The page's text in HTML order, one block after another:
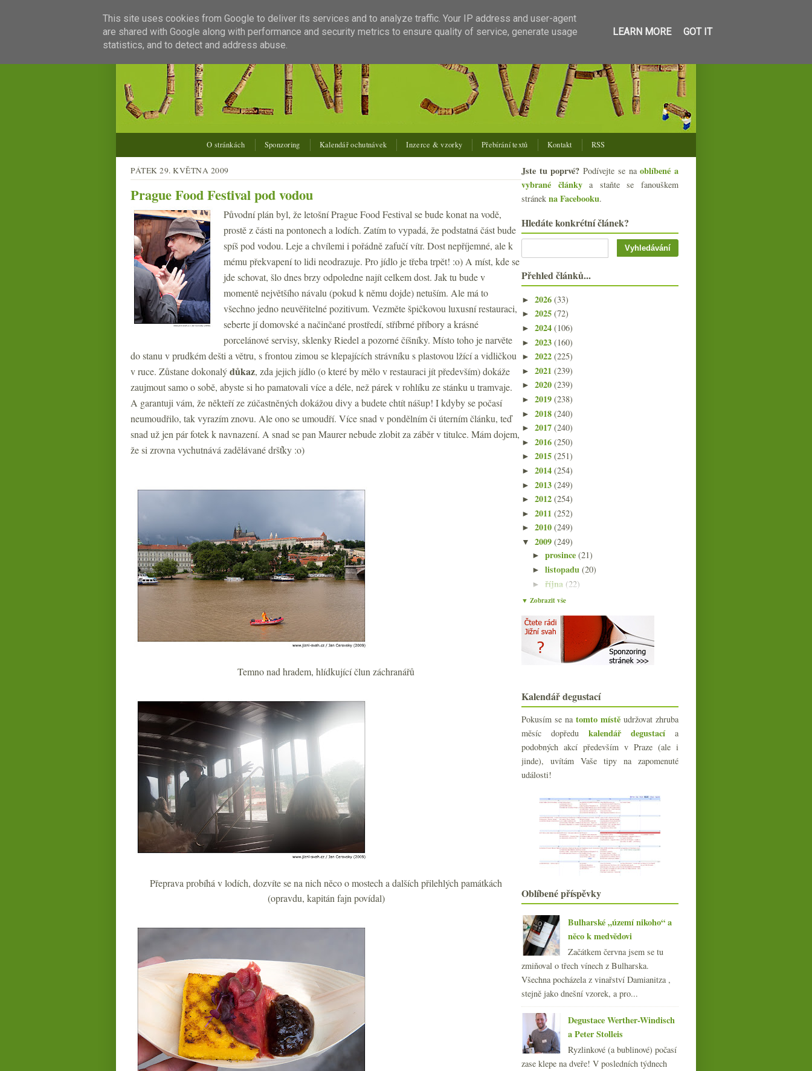
O stránkách Sponzoring Kalendář ochutnávek Inzerce & vzorky Přebírání textů Kontakt RSS
PÁTEK 29. KVĚTNA 2009
Prague Food Festival pod vodou
Původní plán byl, že letošní Prague Food Festival se bude konat na vodě,
prostě z části na pontonech a lodích. Zatím to vypadá, že podstatná část bude
spíš pod vodou. Leje a chvílemi i pořádně zafučí vítr. Dost nepříjemné, ale k
mému překvapení to lidi neodrazuje. Pro jídlo je třeba trpět! :o) A míst, kde se
jde schovat, šlo dnes brzy odpoledne najít celkem dost. Jak tu bude v
momentě největšího návalu (pokud k němu dojde) netuším. Ale má to
všechno jedno neuvěřitelné pozitivum. Vezměte špičkovou luxusní restauraci,
seberte jí domovské a načinčané prostředí, stříbrné příbory a krásné
porcelánové servisy, sklenky Riedel a pozorné číšníky. Místo toho je narvěte
do stanu v prudkém dešti a větru, s frontou zimou se klepajících strávníku s plastovou lžící a vidličkou
v ruce. Zůstane dokonalýdůkaz, zda jejich jídlo (o které by mělo v restauraci jít především) dokáže
zaujmout samo o sobě, abyste si ho pamatovali více a déle, než párek v rohlíku ze stánku u tramvaje.
A garantuji vám, že někteří ze zúčastněných dokážou divy a budete chtít nášup! I kdyby se počasí
neumoudřilo, tak vyrazím znovu. Ale ono se umoudří. Více snad v pondělním či úterním článku, teď
snad už jen pár fotek k navnazení. A snad se pan Maurer nebude zlobit za záběr v titulce. Mám dojem,
že si zrovna vychutnává zadělávané dršťky :o)
Temno nad hradem, hlídkující člun záchranářů
Přeprava probíhá v lodích, dozvíte se na nich něco o mostech a dalších přilehlých památkách
(opravdu, kapitán fajn povídal)
Jste tu poprvé? Podívejte se naoblíbené a
vybrané článkya staňte se fanouškem
stránek na Facebooku.
Hledáte konkrétní článek?
Přehled článků...
► 2026 (33)
► 2025 (72)
► 2024 (106)
► 2023 (160)
► 2022 (225)
► 2021 (239)
► 2020 (239)
► 2019 (238)
► 2018 (240)
► 2017 (240)
► 2016 (250)
► 2015 (251)
► 2014 (254)
► 2013 (249)
► 2012 (254)
► 2011 (252)
► 2010 (249)
▼ 2009 (249)
►prosince(21)
►listopadu(20)
►října (22)
►září(21)
►července
► června (22)
▼ května (20)
přesnou teplotu vína?“
To je ňáký bio víno, že jo?
Ryzlink a frankovka aneb dvoje
staré keře
Pichler, Walch, Pauleczki
5x pivní speciál z Náchoda &
Guinness
(Norma)lizované víno
Strašnicích
Ze života whisky v obrazech – díl II.
Ze života whisky v obrazech – díl I.
Výsledky ankety „Kolik lahví vína
máte obvykle doma?“
Malá ostrovní hádanka
Fotopozdrav ze Skotska
Vinný ocet pro miliardáře
Výsledky ankety „Již jsem pil(a)
víno…“
Směr Skotsko, kupředu pravá
Bordeaux 2008, Parker,
zodpovědnost a tak vůbec
Průlet Alsaskem s vinařstvím
Gustave Lorentz
Na kopci a v Bugsy’s baru
►dubna(21)
►března (23)
► února(20)
►ledna (20)
▼ Zobrazit vše
Kalendář degustací
Pokusím se na tomto místě udržovat zhruba
měsíc dopředu kalendář degustacía
podobných akcí především v Praze (ale i
jinde), uvítám Vaše tipy na zapomenuté
události!
Oblíbené příspěvky
Bulharské „území nikoho“ a
něco k medvědovi
Začátkem června jsem se tu
zmiňoval o třech vínech z Bulharska.
Všechna pocházela z vinařství Damianitza ,
stejně jako dnešní vzorek, a pro...
Degustace Werther-Windisch
a Peter Stolleis
Ryzlinkové (a bublinové) počasí
zase klepe na dveře! V posledních týdnech
This site uses cookies from Google to deliver its services and to analyze traffic. Your IP address and user-agent
are shared with Google along with performance and security metrics to ensure quality of service, generate usage
statistics, and to detect and address abuse.
LEARN MORE GOT IT